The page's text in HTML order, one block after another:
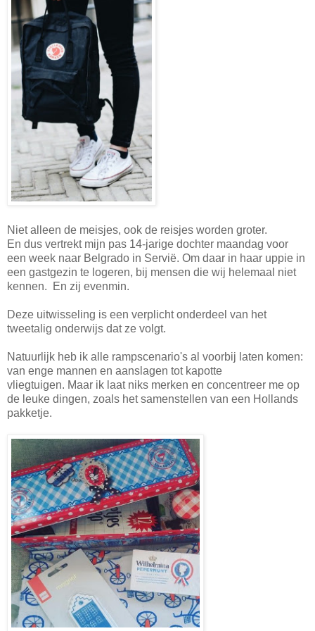
Niet alleen de meisjes, ook de reisjes worden groter.
En dus vertrekt mijn pas 14-jarige dochter maandag voor
een week naar Belgrado in Servië. Om daar in haar uppie in
een gastgezin te logeren, bij mensen die wij helemaal niet
kennen. En zij evenmin.
Deze uitwisseling is een verplicht onderdeel van het
tweetalig onderwijs dat ze volgt.
Natuurlijk heb ik alle rampscenario's al voorbij laten komen:
van enge mannen en aanslagen tot kapotte
vliegtuigen. Maar ik laat niks merken en concentreer me op
de leuke dingen, zoals het samenstellen van een Hollands
pakketje.